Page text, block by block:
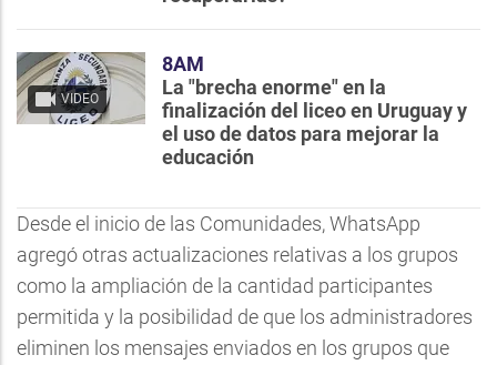
VIDEO
8AM
La "brecha enorme" en la
finalización del liceo en Uruguay y
el uso de datos para mejorar la
educación
Desde el inicio de las Comunidades, WhatsApp
agregó otras actualizaciones relativas a los grupos
como la ampliación de la cantidad participantes
permitida y la posibilidad de que los administradores
eliminen los mensajes enviados en los grupos que